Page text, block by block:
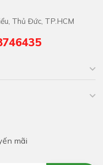
Thủ Đức, TP.HCM
mãi